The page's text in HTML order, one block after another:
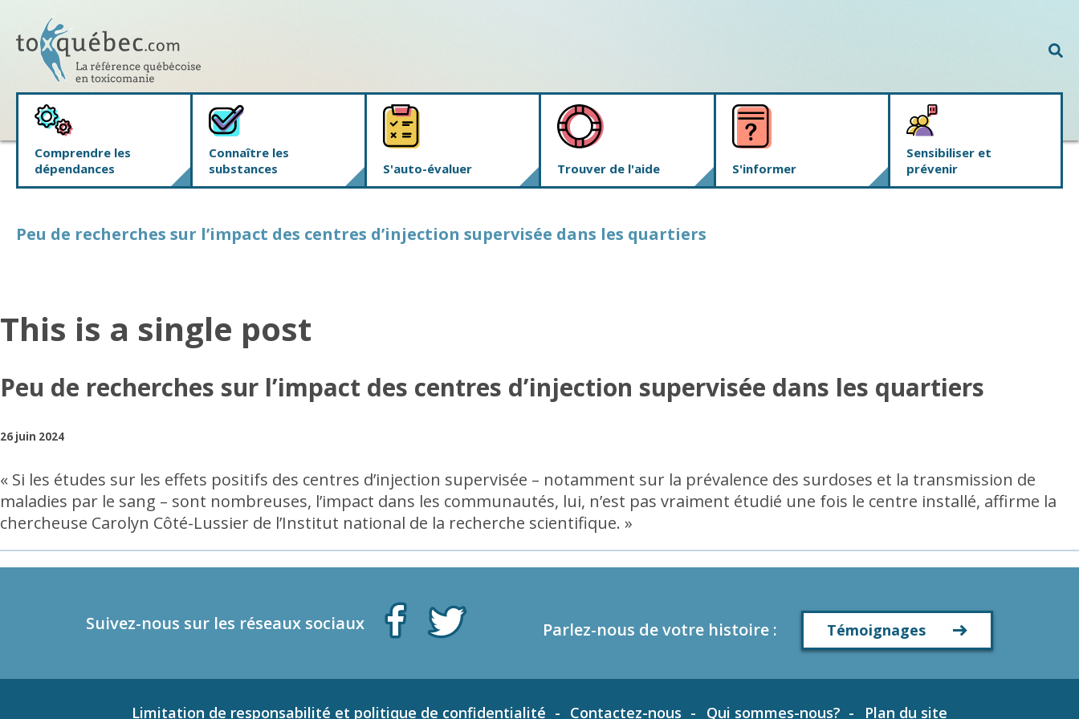
Comprendre les
dépendances
Connaître les
substances
S'auto-évaluer Trouver de l'aide S'informer
Sensibiliser et
prévenir
Peu de recherches sur l’impact des centres d’injection supervisée dans les quartiers
This is a single post
Peu de recherches sur l’impact des centres d’injection supervisée dans les quartiers
26 juin 2024
« Si les études sur les effets positifs des centres d’injection supervisée – notamment sur la prévalence des surdoses et la transmission de
maladies par le sang – sont nombreuses, l’impact dans les communautés, lui, n’est pas vraiment étudié une fois le centre installé, affirme la
chercheuse Carolyn Côté-Lussier de l’Institut national de la recherche scientifique. »
Suivez-nous sur les réseaux sociaux Parlez-nous de votre histoire : Témoignages
Limitation de responsabilité et politique de confidentialité Contactez-nous Qui sommes-nous? Plan du site